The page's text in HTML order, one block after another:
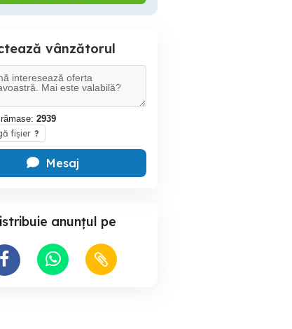
vânzătorul
2939
fișier ?
Mesaj
anunțul pe